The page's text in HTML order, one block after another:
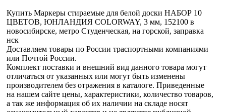
Купить Маркеры стираемые для белой доски НАБОР 10
ЦВЕТОВ, ЮНЛАНДИЯ COLORWAY, 3 мм, 152100 в
новосибирске, метро Студенческая, на горской, заправка
нск
Доставляем товары по России траспортными компаниями
или Почтой России.
Комплект поставки и внешний вид данного товара могут
отличаться от указанных или могут быть изменены
производителем без отражения в каталоге. Приведенные
на нашем сайте цены, характеристики, количество товаров,
а так же информация об их наличии на складе носят